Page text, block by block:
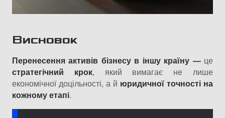
Висновок
Перенесення активів бізнесу в іншу країну —це
стратегічний крок, який вимагає не лише
економічної доцільності, а й юридичної точності на
кожному етапі.